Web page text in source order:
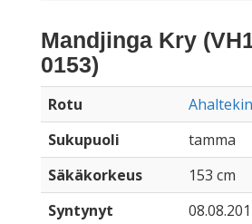
Mandjinga Kry
0153)
Rotu
Sukupuoli
tamma
Säkäkorkeus
153 cm
Syntynyt